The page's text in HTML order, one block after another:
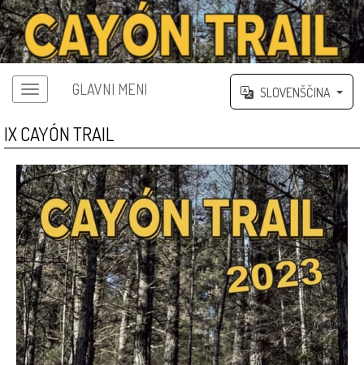
GLAVNI MENI SLOVENŠČINA
IX CAYÓN TRAIL